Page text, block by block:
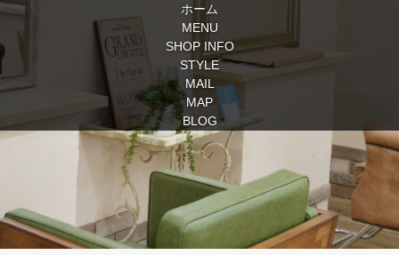
ホーム
MENU
SHOP INFO
STYLE
MAIL
MAP
BLOG